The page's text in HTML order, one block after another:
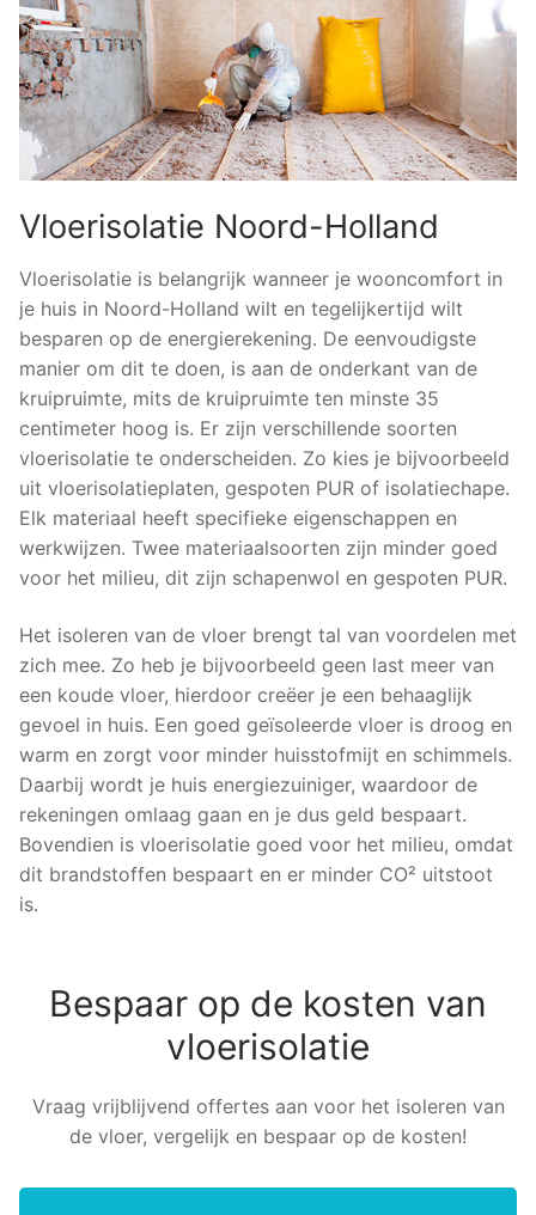
Vloerisolatie Noord-Holland
Vloerisolatie is belangrijk wanneer je wooncomfort in
je huis in Noord-Holland wilt en tegelijkertijd wilt
besparen op de energierekening. De eenvoudigste
manier om dit te doen, is aan de onderkant van de
kruipruimte, mits de kruipruimte ten minste 35
centimeter hoog is. Er zijn verschillende soorten
vloerisolatie te onderscheiden. Zo kies je bijvoorbeeld
uit vloerisolatieplaten, gespoten PUR of isolatiechape.
Elk materiaal heeft specifieke eigenschappen en
werkwijzen. Twee materiaalsoorten zijn minder goed
voor het milieu, dit zijn schapenwol en gespoten PUR.
Het isoleren van de vloer brengt tal van voordelen met
zich mee. Zo heb je bijvoorbeeld geen last meer van
een koude vloer, hierdoor creëer je een behaaglijk
gevoel in huis. Een goed geïsoleerde vloer is droog en
warm en zorgt voor minder huisstofmijt en schimmels.
Daarbij wordt je huis energiezuiniger, waardoor de
rekeningen omlaag gaan en je dus geld bespaart.
Bovendien is vloerisolatie goed voor het milieu, omdat
dit brandstoffen bespaart en er minder CO² uitstoot
is.
Bespaar op de kosten van
vloerisolatie
Vraag vrijblijvend offertes aan voor het isoleren van
de vloer, vergelijk en bespaar op de kosten!